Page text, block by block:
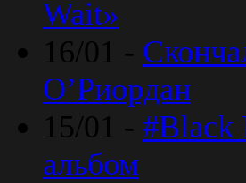
Wait»
16/01 -
O’Риордан
15/01 - #Black
альбом